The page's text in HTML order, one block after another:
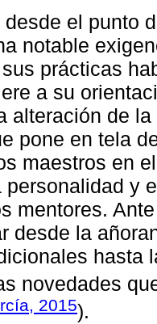
desde el punto
notable
prácticas
a su
alteración de
pone en tela
maestros en
personalidad y
mentores.
desde la
hasta
novedades
2015).